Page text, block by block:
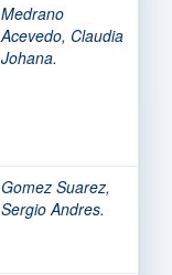
Medrano
Acevedo, Claudia
Johana.
Gomez Suarez,
Sergio Andres.